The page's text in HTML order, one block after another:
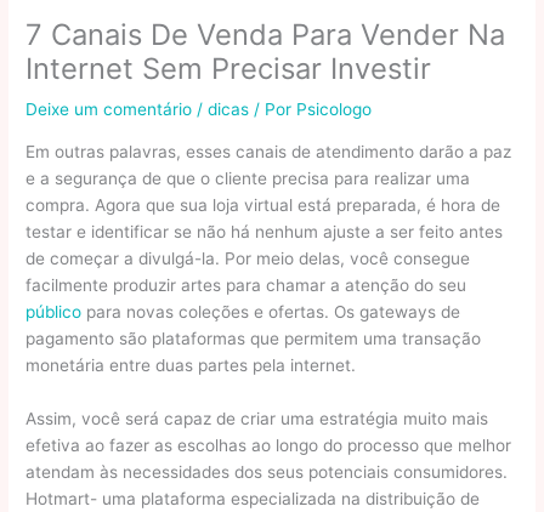
7 Canais De Venda Para Vender Na
Internet Sem Precisar Investir
Deixe um comentário /dicas / Por Psicologo
Em outras palavras, esses canais de atendimento darão a paz
e a segurança de que o cliente precisa para realizar uma
compra. Agora que sua loja virtual está preparada, é hora de
testar e identificar se não há nenhum ajuste a ser feito antes
de começar a divulgá-la. Por meio delas, você consegue
facilmente produzir artes para chamar a atenção do seu
público para novas coleções e ofertas. Os gateways de
pagamento são plataformas que permitem uma transação
monetária entre duas partes pela internet.
Assim, você será capaz de criar uma estratégia muito mais
efetiva ao fazer as escolhas ao longo do processo que melhor
atendam às necessidades dos seus potenciais consumidores.
Hotmart- uma plataforma especializada na distribuição de